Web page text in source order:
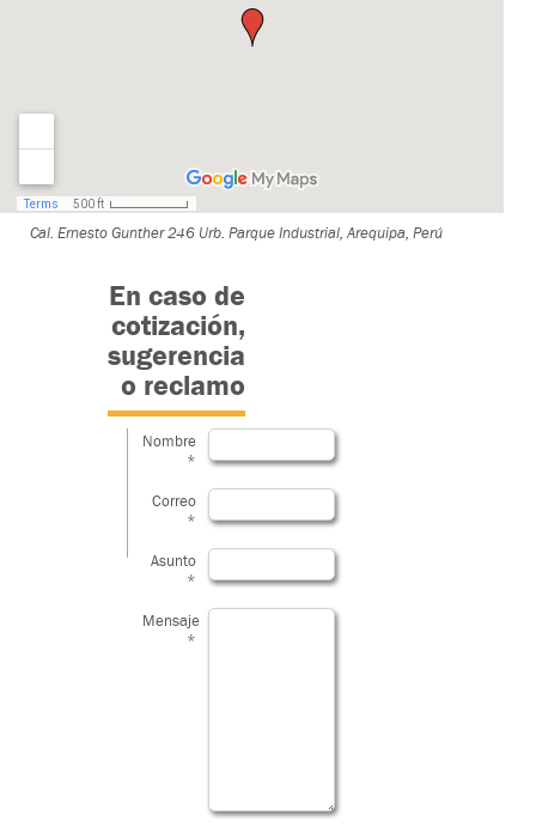
Cal. Ernesto Gunther 246 Urb. Parque Industrial, Arequipa, Perú
En caso de
cotización,
sugerencia
o reclamo
Nombre
*
Correo
*
Asunto
*
Mensaje
*